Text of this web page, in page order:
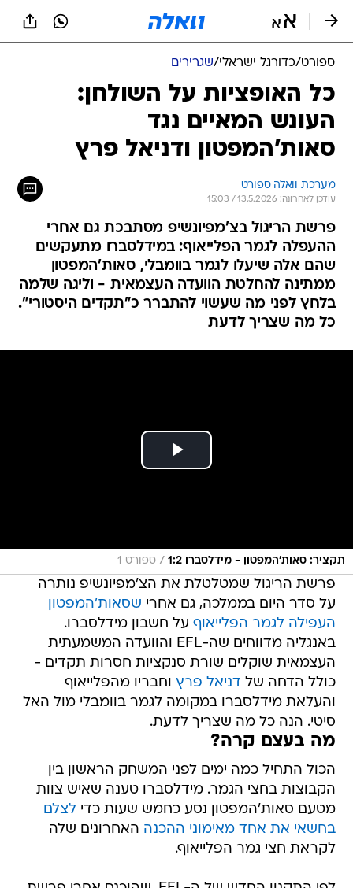
ספורט/כדורגל ישראלי/שגרירים
כל האופציות על השולחן:
העונש המאיים נגד
סאות'המפטון ודניאל פרץ
מערכת וואלה ספורט
עודכן לאחרונה: 13.5.2026 / 15:03
פרשת הריגול בצ'מפיונשיפ מסתבכת גם אחרי
ההעפלה לגמר הפלייאוף: במידלסברו מתעקשים
שהם אלה שיעלו לגמר בוומבלי, סאות'המפטון
ממתינה להחלטת הוועדה העצמאית - וליגה שלמה
בלחץ לפני מה שעשוי להתברר כ"תקדים היסטורי".
כל מה שצריך לדעת
תקציר: סאות'המפטון - מידלסברו 1:2 / ספורט 1
פרשת הריגול שמטלטלת את הצ'מפיונשיפ נותרה
על סדר היום בממלכה, גם אחרי שסאות'המפטון
העפילה לגמר הפלייאוף על חשבון מידלסברו.
באנגליה מדווחים שה-EFL והוועדה המשמעתית
העצמאית שוקלים שורת סנקציות חסרות תקדים -
כולל הדחה של דניאל פרץ וחבריו מהפלייאוף
והעלאת מידלסברו במקומה לגמר בוומבלי מול האל
סיטי. הנה כל מה שצריך לדעת.
מה בעצם קרה?
הכול התחיל כמה ימים לפני המשחק הראשון בין
הקבוצות בחצי הגמר. מידלסברו טענה שאיש צוות
מטעם סאות'המפטון נסע כחמש שעות כדילצלם
בחשאי את אחד מאימוני ההכנה האחרונים שלה
לקראת חצי גמר הפלייאוף.